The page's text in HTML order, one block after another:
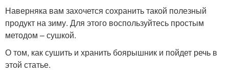
Наверняка вам захочется сохранить такой полезный
продукт на зиму. Для этого воспользуйтесь простым
методом – сушкой.
О том, как сушить и хранить боярышник и пойдет речь в
этой статье.